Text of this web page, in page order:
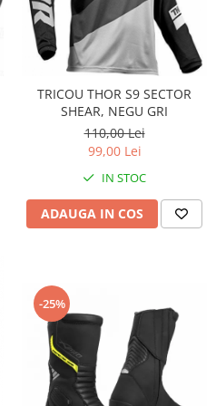
TRICOU THOR S9 SECTOR
SHEAR, NEGU GRI
110,00 Lei
99,00 Lei
IN STOC
ADAUGA IN COS
-25%